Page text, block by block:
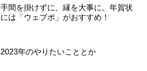
手間を掛けずに、縁を大事に。年賀状
には「ウェブポ」がおすすめ！
2023年のやりたいこととか